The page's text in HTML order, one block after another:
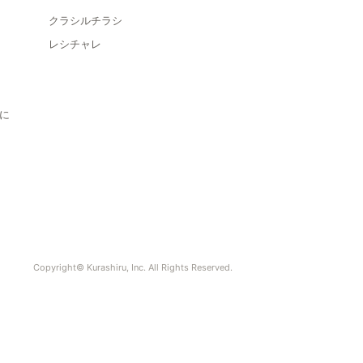
クラシルチラシ
レシチャレ
Copyright© Kurashiru, Inc. All Rights Reserved.